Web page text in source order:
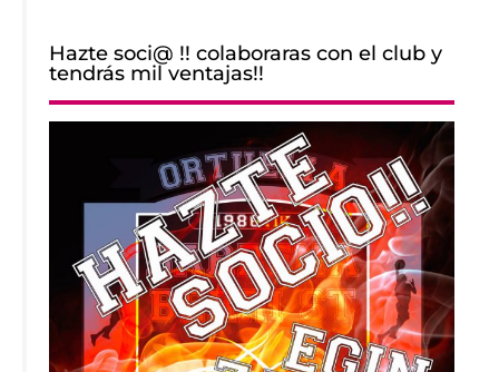
Hazte soci@ !! colaboraras con el club y
tendrás mil ventajas!!